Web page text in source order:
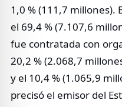
1,0 % (111,7 millones).
el 69,4 % (7.107,6
fue contratada con
20,2 % (2.068,7
y el 10,4 % (1.065,9
precisó el emisor del